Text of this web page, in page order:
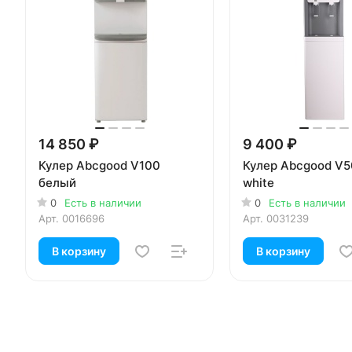
14 850 ₽
Кулер Abcgood V100
белый
0
Есть в наличии
Арт. 0016696
В корзину
9 400 ₽
Кулер Abcgood
white
0
Есть в наличии
Арт. 0031239
В корзину